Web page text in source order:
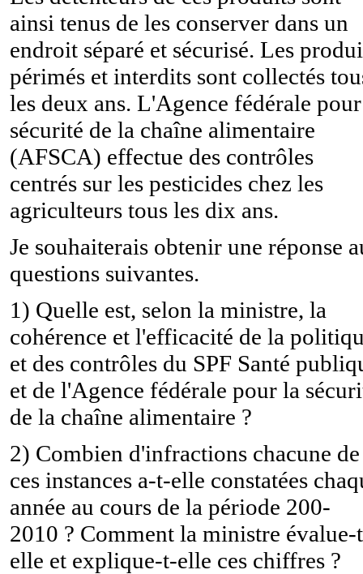
ainsi tenus de les conserver dans un
endroit séparé et sécurisé. Les
périmés et interdits sont collectés
les deux ans. L'Agence fédérale
sécurité de la chaîne alimentaire
(AFSCA) effectue des contrôles
centrés sur les pesticides chez les
agriculteurs tous les dix ans.
Je souhaiterais obtenir une réponse
questions suivantes.
1) Quelle est, selon la ministre, la
cohérence et l'efficacité de la
et des contrôles du SPF Santé
et de l'Agence fédérale pour la
de la chaîne alimentaire ?
2) Combien d'infractions chacune de
ces instances a-t-elle constatées
année au cours de la période 200-
2010 ? Comment la ministre évalue-
elle et explique-t-elle ces chiffres ?